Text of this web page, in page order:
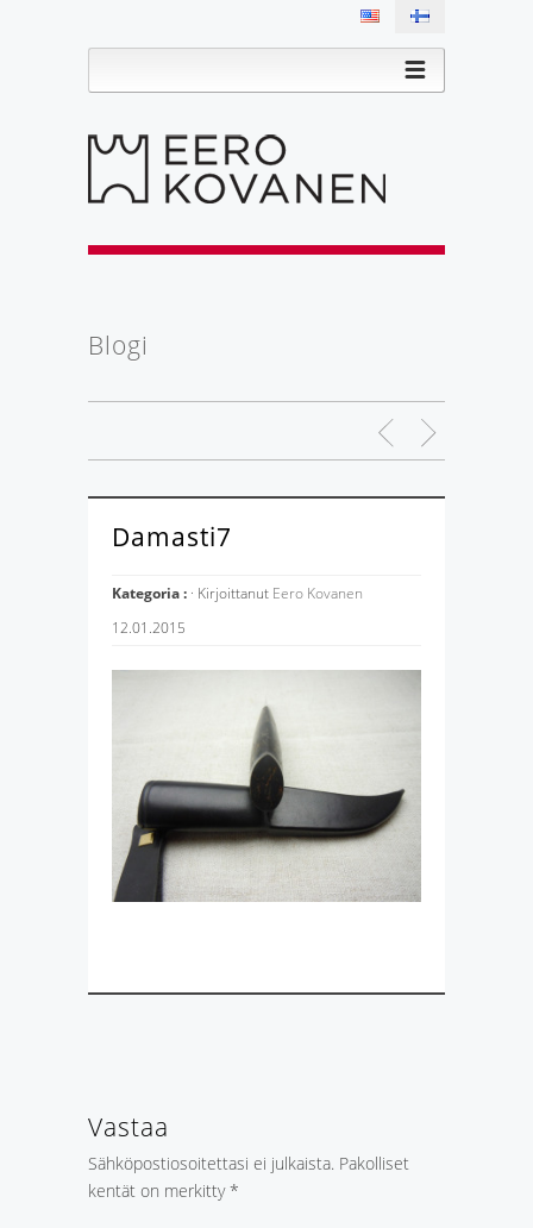
Blogi
Damasti7
Kategoria : · Kirjoittanut Eero Kovanen
12.01.2015
Vastaa
Sähköpostiosoitettasi ei julkaista. Pakolliset
kentät on merkitty*